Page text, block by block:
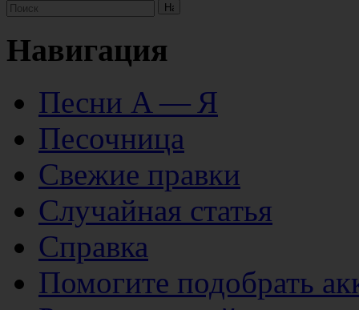
Навигация
Песни А — Я
Песочница
Свежие правки
Случайная статья
Справка
Помогите подобрать